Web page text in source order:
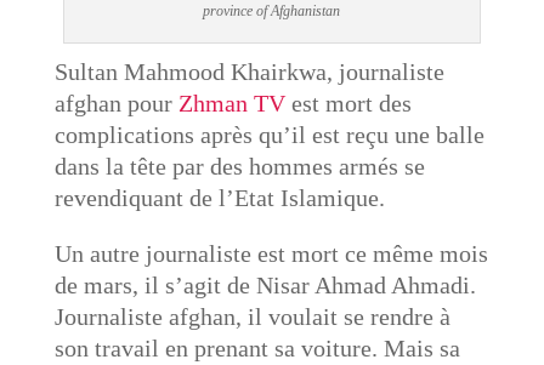
province of Afghanistan
Sultan Mahmood Khairkwa, journaliste
afghan pour Zhman TVest mort des
complications après qu’il est reçu une balle
dans la tête par des hommes armés se
revendiquant de l’Etat Islamique.
Un autre journaliste est mort ce même mois
de mars, il s’agit de Nisar Ahmad Ahmadi.
Journaliste afghan, il voulait se rendre à
son travail en prenant sa voiture. Mais sa